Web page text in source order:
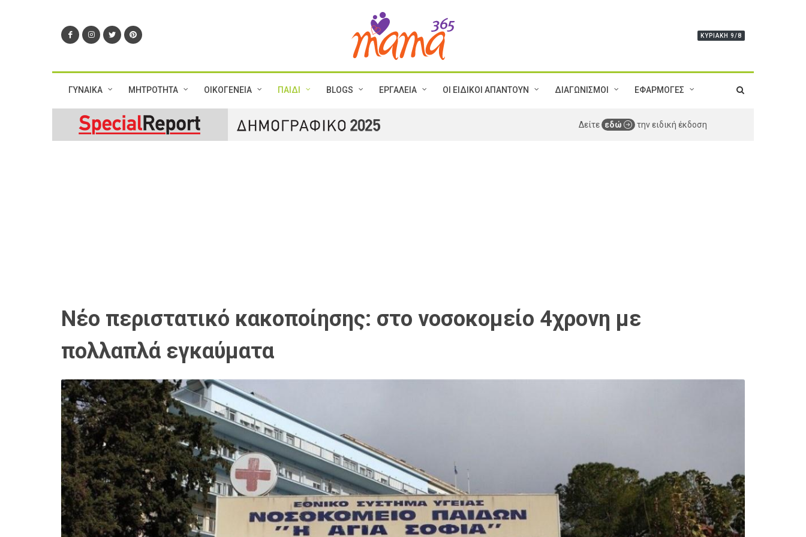
ΚΥΡΙΑΚΉ 9/8
ΓΥΝΑΙΚΑ ΜΗΤΡΟΤΗΤΑ ΟΙΚΟΓΕΝΕΙΑ ΠΑΙΔΙ BLOGS ΕΡΓΑΛΕΙΑ ΟΙ ΕΙΔΙΚΟΙ ΑΠΑΝΤΟΥΝ ΔΙΑΓΩΝΙΣΜΟΙ ΕΦΑΡΜΟΓΕΣ
Δείτε εδώ την ειδική έκδοση
Νέο περιστατικό κακοποίησης: στο νοσοκομείο 4χρονη με
πολλαπλά εγκαύματα